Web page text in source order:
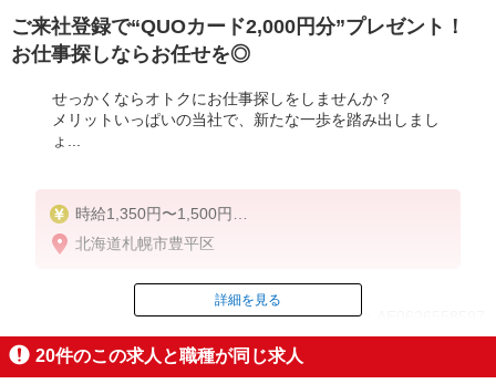
ご来社登録で“QUOカード2,000円分”プレゼント！
お仕事探しならお任せを◎
せっかくならオトクにお仕事探しをしませんか？
メリットいっぱいの当社で、新たな一歩を踏み出しまし
ょ...
時給1,350円〜1,500円
◆無資格・経験者：時給1,350円〜
◆介護福祉士：時給1,500円〜
※経験者は3ヶ月以上
※給与幅は経験・能力による
北海道札幌市豊平区
ID：AE0626558597
詳細を見る
20件のこの求人と職種が同じ求人